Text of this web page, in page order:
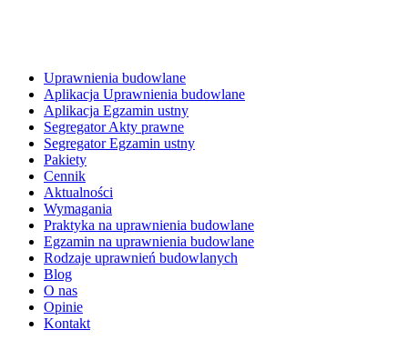
Uprawnienia budowlane
Aplikacja Uprawnienia budowlane
Aplikacja Egzamin ustny
Segregator Akty prawne
Segregator Egzamin ustny
Pakiety
Cennik
Aktualności
Wymagania
Praktyka na uprawnienia budowlane
Egzamin na uprawnienia budowlane
Rodzaje uprawnień budowlanych
Blog
O nas
Opinie
Kontakt